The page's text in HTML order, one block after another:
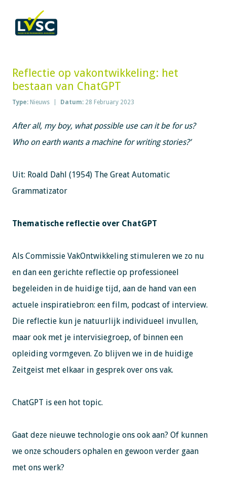
Reflectie op vakontwikkeling: het
bestaan van ChatGPT
Type: Nieuws Datum: 28 February 2023
After all, my boy, what possible use can it be for us?
Who on earth wants a machine for writing stories?’
Uit: Roald Dahl (1954) The Great Automatic
Grammatizator
Thematische reflectie over ChatGPT
Als Commissie VakOntwikkeling stimuleren we zo nu
en dan een gerichte reflectie op professioneel
begeleiden in de huidige tijd, aan de hand van een
actuele inspiratiebron: een film, podcast of interview.
Die reflectie kun je natuurlijk individueel invullen,
maar ook met je intervisiegroep, of binnen een
opleiding vormgeven. Zo blijven we in de huidige
Zeitgeist met elkaar in gesprek over ons vak.
ChatGPT is een hot topic.
Gaat deze nieuwe technologie ons ook aan? Of kunnen
we onze schouders ophalen en gewoon verder gaan
met ons werk?